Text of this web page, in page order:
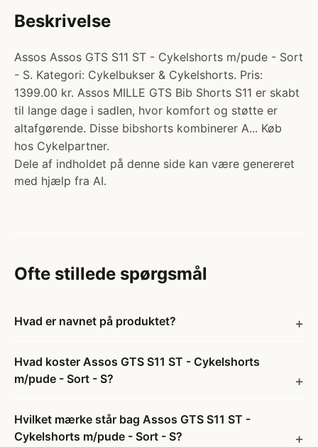
Beskrivelse
Assos Assos GTS S11 ST - Cykelshorts m/pude - Sort
- S. Kategori: Cykelbukser & Cykelshorts. Pris:
1399.00 kr. Assos MILLE GTS Bib Shorts S11 er skabt
til lange dage i sadlen, hvor komfort og støtte er
altafgørende. Disse bibshorts kombinerer A... Køb
hos Cykelpartner.
Dele af indholdet på denne side kan være genereret
med hjælp fra AI.
Ofte stillede spørgsmål
Hvad er navnet på produktet?
Hvad koster Assos GTS S11 ST - Cykelshorts
m/pude - Sort - S?
Hvilket mærke står bag Assos GTS S11 ST -
Cykelshorts m/pude - Sort - S?